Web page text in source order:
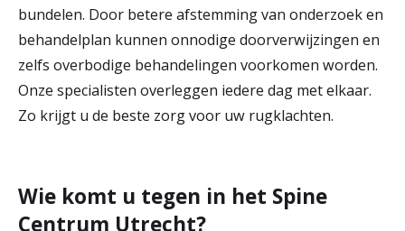
bundelen. Door betere afstemming van onderzoek en
behandelplan kunnen onnodige doorverwijzingen en
zelfs overbodige behandelingen voorkomen worden.
Onze specialisten overleggen iedere dag met elkaar.
Zo krijgt u de beste zorg voor uw rugklachten.
Wie komt u tegen in het Spine
Centrum Utrecht?